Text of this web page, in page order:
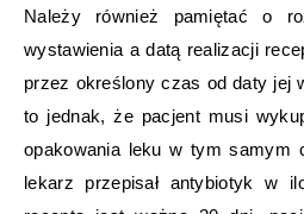
Należy również pamiętać o
wystawienia a datą realizacji
przez określony czas od daty jej
to jednak, że pacjent musi
opakowania leku w tym samym
lekarz przepisał antybiotyk w